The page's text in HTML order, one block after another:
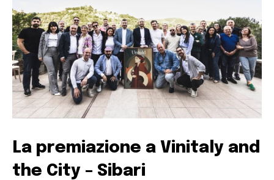
La premiazione a Vinitaly and
the City – Sibari